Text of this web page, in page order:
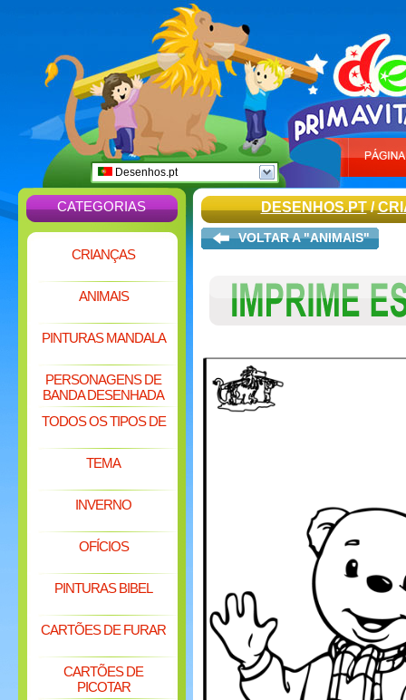
Desenhos.pt
CATEGORIAS
CRIANÇAS
ANIMAIS
PINTURAS MANDALA
PERSONAGENS DE
BANDA DESENHADA
TODOS OS TIPOS DE
TEMA
INVERNO
OFÍCIOS
PINTURAS BIBEL
CARTÕES DE FURAR
CARTÕES DE
PICOTAR
DESENHOS.PT/
VOLTAR A "ANIMAIS"